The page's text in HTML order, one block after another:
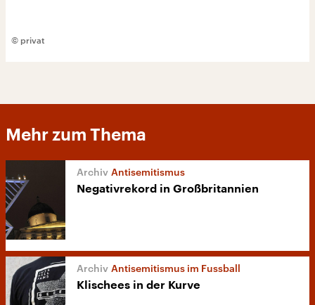
© privat
Mehr zum Thema
Antisemitismus
Negativrekord in Großbritannien
Antisemitismus im Fussball
Klischees in der Kurve